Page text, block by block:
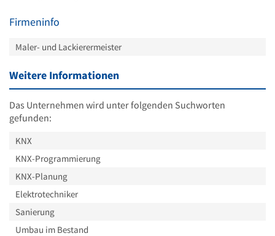
Firmeninfo
Maler- und Lackierermeister
Weitere Informationen
Das Unternehmen wird unter folgenden Suchworten
gefunden:
KNX
KNX-Programmierung
KNX-Planung
Elektrotechniker
Sanierung
Umbau im Bestand